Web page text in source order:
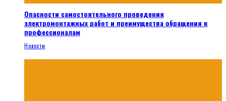
Опасности самостоятельного проведения
электромонтажных работ и преимущества обращения к
профессионалам
Новости